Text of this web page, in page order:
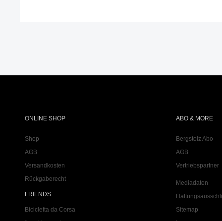
ONLINE SHOP
Shop
AGB
Versandkosten
Rückgaberecht
FRIENDS
Bicicletta da Corsa
ABO & MORE
Bergstolz Abo
AGB
Vertriebspartner
Mediadaten
Sitemap